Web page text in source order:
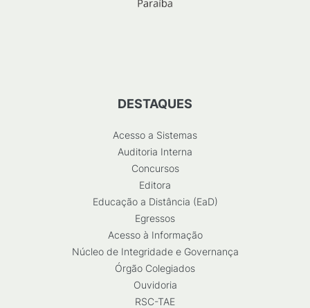
DESTAQUES
Acesso a Sistemas
Auditoria Interna
Concursos
Editora
Educação a Distância (EaD)
Egressos
Acesso à Informação
Núcleo de Integridade e Governança
Órgão Colegiados
Ouvidoria
RSC-TAE